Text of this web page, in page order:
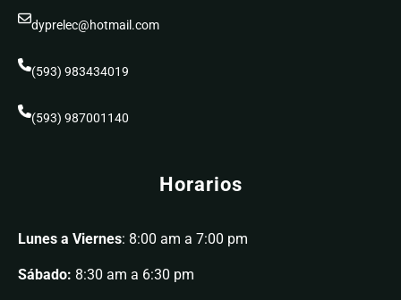
dyprelec@hotmail.com
(593) 983434019
(593) 987001140
Horarios
Lunes a Viernes: 8:00 am a 7:00 pm
Sábado: 8:30 am a 6:30 pm